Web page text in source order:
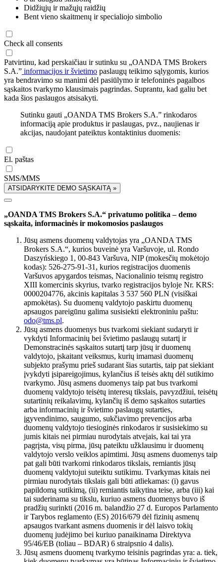
Didžiųjų ir mažųjų raidžių
Bent vieno skaitmenų ir specialiojo simbolio
Check all consents
Patvirtinu, kad perskaičiau ir sutinku su „OANDA TMS Brokers
S.A.” informacijos ir švietimo paslaugų teikimo sąlygomis, kurios
yra bendravimo su manimi dėl pasiūlymo ir telefoninės pagalbos
sąskaitos tvarkymo klausimais pagrindas. Suprantu, kad galiu bet
kada šios paslaugos atsisakyti.
Sutinku gauti „OANDA TMS Brokers S.A.” rinkodaros
informaciją apie produktus ir paslaugas, pvz., naujienas ir
akcijas, naudojant pateiktus kontaktinius duomenis:
El. paštas
SMS/MMS
ATSIDARYKITE DEMO SĄSKAITĄ »
„OANDA TMS Brokers S.A.“ privatumo politika – demo
sąskaita, informacinės ir mokomosios paslaugos
Jūsų asmens duomenų valdytojas yra „OANDA TMS
Brokers S.A.“, kurios buveinė yra Varšuvoje, ul. Rondo
Daszyńskiego 1, 00-843 Varšuva, NIP (mokesčių mokėtojo
kodas): 526-275-91-31, kurios registracijos duomenis
Varšuvos apygardos teismas, Nacionalinio teismų registro
XIII komercinis skyrius, tvarko registracijos byloje Nr. KRS:
0000204776, akcinis kapitalas 3 537 560 PLN (visiškai
apmokėtas). Su duomenų valdytojo paskirtu duomenų
apsaugos pareigūnu galima susisiekti elektroniniu paštu:
odo@tms.pl.
Jūsų asmens duomenys bus tvarkomi siekiant sudaryti ir
vykdyti Informacinių bei švietimo paslaugų sutartį ir
Demonstracinės sąskaitos sutartį tarp jūsų ir duomenų
valdytojo, įskaitant veiksmus, kurių imamasi duomenų
subjekto prašymu prieš sudarant šias sutartis, taip pat siekiant
įvykdyti įsipareigojimus, kylančius iš teisės aktų dėl sutikimo
tvarkymo. Jūsų asmens duomenys taip pat bus tvarkomi
duomenų valdytojo teisėtų interesų tikslais, pavyzdžiui, teisėtų
sutartinių reikalavimų, kylančių iš demo sąskaitos sutarties
arba informacinių ir švietimo paslaugų sutarties,
įgyvendinimo, saugumo, sukčiavimo prevencijos arba
duomenų valdytojo tiesioginės rinkodaros ir susisiekimo su
jumis kitais nei pirmiau nurodytais atvejais, kai tai yra
pagrįsta, visų pirma, jūsų pateiktu užklausimu ir duomenų
valdytojo verslo veiklos apimtimi. Jūsų asmens duomenys taip
pat gali būti tvarkomi rinkodaros tikslais, remiantis jūsų
duomenų valdytojui suteiktu sutikimu. Tvarkymas kitais nei
pirmiau nurodytais tikslais gali būti atliekamas: (i) gavus
papildomą sutikimą, (ii) remiantis taikytina teise, arba (iii) kai
tai suderinama su tikslu, kuriuo asmens duomenys buvo iš
pradžių surinkti (2016 m. balandžio 27 d. Europos Parlamento
ir Tarybos reglamento (ES) 2016/679 dėl fizinių asmenų
apsaugos tvarkant asmens duomenis ir dėl laisvo tokių
duomenų judėjimo bei kuriuo panaikinama Direktyva
95/46/EB (toliau – BDAR) 6 straipsnio 4 dalis).
Jūsų asmens duomenų tvarkymo teisinis pagrindas yra: a. tiek,